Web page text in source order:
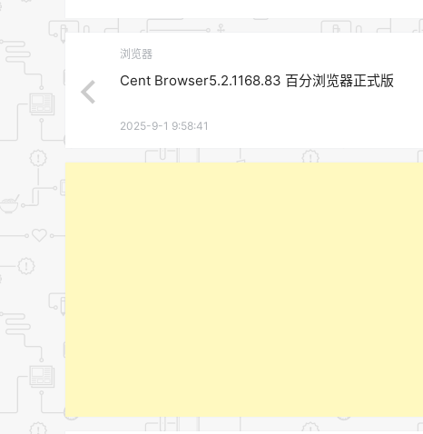
浏览器
Cent Browser5.2.1168.83 百分浏览器正式版
2025-9-1 9:58:41